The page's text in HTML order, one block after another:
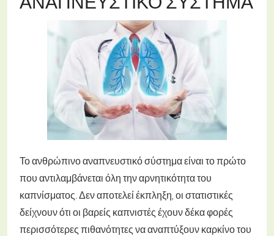
Το ανθρώπινο αναπνευστικό σύστημα είναι το πρώτο
που αντιλαμβάνεται όλη την αρνητικότητα του
καπνίσματος. Δεν αποτελεί έκπληξη, οι στατιστικές
δείχνουν ότι οι βαρείς καπνιστές έχουν δέκα φορές
περισσότερες πιθανότητες να αναπτύξουν καρκίνο του